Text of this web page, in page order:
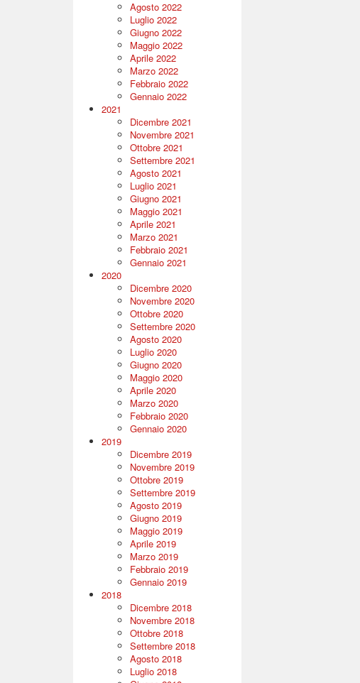
Agosto 2022
Luglio 2022
Giugno 2022
Maggio 2022
Aprile 2022
Marzo 2022
Febbraio 2022
Gennaio 2022
2021
Dicembre 2021
Novembre 2021
Ottobre 2021
Settembre 2021
Agosto 2021
Luglio 2021
Giugno 2021
Maggio 2021
Aprile 2021
Marzo 2021
Febbraio 2021
Gennaio 2021
2020
Dicembre 2020
Novembre 2020
Ottobre 2020
Settembre 2020
Agosto 2020
Luglio 2020
Giugno 2020
Maggio 2020
Aprile 2020
Marzo 2020
Febbraio 2020
Gennaio 2020
2019
Dicembre 2019
Novembre 2019
Ottobre 2019
Settembre 2019
Agosto 2019
Giugno 2019
Maggio 2019
Aprile 2019
Marzo 2019
Febbraio 2019
Gennaio 2019
2018
Dicembre 2018
Novembre 2018
Ottobre 2018
Settembre 2018
Agosto 2018
Luglio 2018